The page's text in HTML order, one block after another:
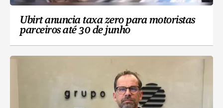
Ubirt anuncia taxa zero para motoristas
parceiros até 30 de junho